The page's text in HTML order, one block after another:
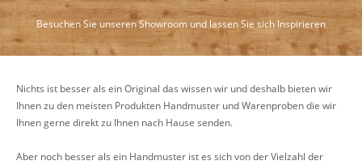
Besuchen Sie unseren Showroom und lassen Sie sich Inspirieren
Nichts ist besser als ein Original das wissen wir und deshalb bieten wir
Ihnen zu den meisten Produkten Handmuster und Warenproben die wir
Ihnen gerne direkt zu Ihnen nach Hause senden.
Aber noch besser als ein Handmuster ist es sich von der Vielzahl der